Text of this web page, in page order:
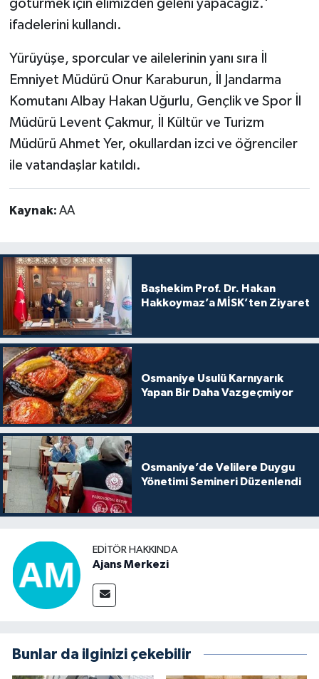
götürmek için elimizden geleni yapacağız.'
ifadelerini kullandı.
Yürüyüşe, sporcular ve ailelerinin yanı sıra İl
Emniyet Müdürü Onur Karaburun, İl Jandarma
Komutanı Albay Hakan Uğurlu, Gençlik ve Spor İl
Müdürü Levent Çakmur, İl Kültür ve Turizm
Müdürü Ahmet Yer, okullardan izci ve öğrenciler
ile vatandaşlar katıldı.
Kaynak: AA
Başhekim Prof. Dr. Hakan
Hakkoymaz’a MİSK’ten Ziyaret
Osmaniye Usulü Karnıyarık
Yapan Bir Daha Vazgeçmiyor
Osmaniye’de Velilere Duygu
Yönetimi Semineri Düzenlendi
EDITÖR HAKKINDA
Ajans Merkezi
Bunlar da ilginizi çekebilir